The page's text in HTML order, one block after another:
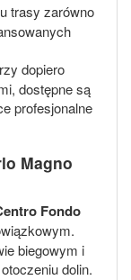
trasy zarówno
dopiero
dostępne są
profesjonalne
Magno
Fondo
biegowym i
dolin.